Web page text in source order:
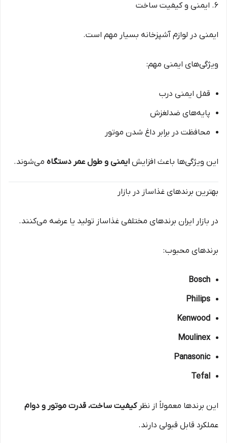
۶. ایمنی و کیفیت ساخت
ایمنی در لوازم آشپزخانه بسیار مهم است.
ویژگی‌های ایمنی مهم:
قفل ایمنی درب
پایه‌های ضدلغزش
محافظت در برابر داغ شدن موتور
این ویژگی‌ها باعث افزایش ایمنی و طول عمر دستگاه می‌شوند.
بهترین برندهای غذاساز در بازار
در بازار ایران برندهای مختلفی غذاساز تولید یا عرضه می‌کنند.
برندهای محبوب:
Bosch
Philips
Kenwood
Moulinex
Panasonic
Tefal
این برندها معمولاً از نظرکیفیت ساخت، قدرت موتور و دوام
عملکرد قابل قبولی دارند.